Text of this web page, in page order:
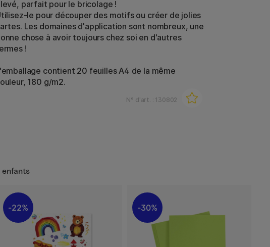
parfait pour le bricolage !
le pour découper des motifs ou créer de jolies
Les domaines d'application sont nombreux, une
chose à avoir toujours chez soi en d'autres
!
contient 20 feuilles A4 de la même
180 g/m2.
N° d'art. : 130802
enfants
22% 30%